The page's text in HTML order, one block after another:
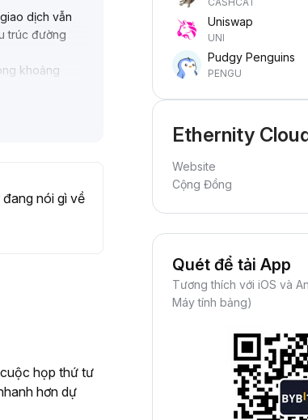
dịch vẫn
trúc đường
khoảng
rõ ràng;
nói gì về
họp thứ tư
hơn dự
Uniswap
UNI
Pudgy Penguins
PENGU
Ethernity
Website
Cộng Đồng
Quét để tải App
Tương thích với iOS và
Máy tính bảng)